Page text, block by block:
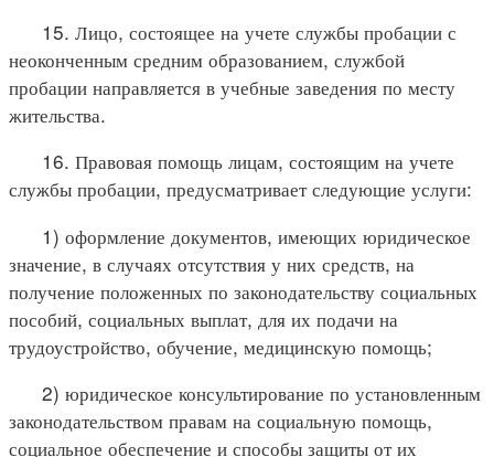
15. Лицо, состоящее на учете службы пробации с
неоконченным средним образованием, службой
пробации направляется в учебные заведения по месту
жительства.
16. Правовая помощь лицам, состоящим на учете
службы пробации, предусматривает следующие услуги:
1) оформление документов, имеющих юридическое
значение, в случаях отсутствия у них средств, на
получение положенных по законодательству социальных
пособий, социальных выплат, для их подачи на
трудоустройство, обучение, медицинскую помощь;
2) юридическое консультирование по установленным
законодательством правам на социальную помощь,
социальное обеспечение и способы защиты от их